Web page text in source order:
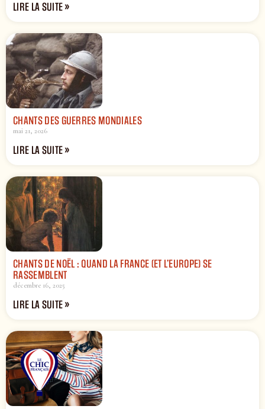
LIRE LA SUITE »
CHANTS DES GUERRES MONDIALES
mai 21, 2026
LIRE LA SUITE »
CHANTS DE NOËL : QUAND LA FRANCE (ET L’EUROPE) SE
RASSEMBLENT
décembre 16, 2025
LIRE LA SUITE »